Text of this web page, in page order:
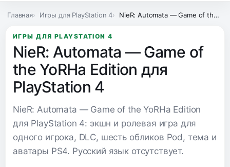
Главная Игры для PlayStation 4 NieR: Automata — Game of the YoRHa Edition для PlayStation 4
ИГРЫ ДЛЯ PLAYSTATION 4
NieR: Automata — Game of
the YoRHa Edition для
PlayStation 4
NieR: Automata — Game of the YoRHa Edition
для PlayStation 4: экшн и ролевая игра для
одного игрока, DLC, шесть обликов Pod, тема и
аватары PS4. Русский язык отсутствует.